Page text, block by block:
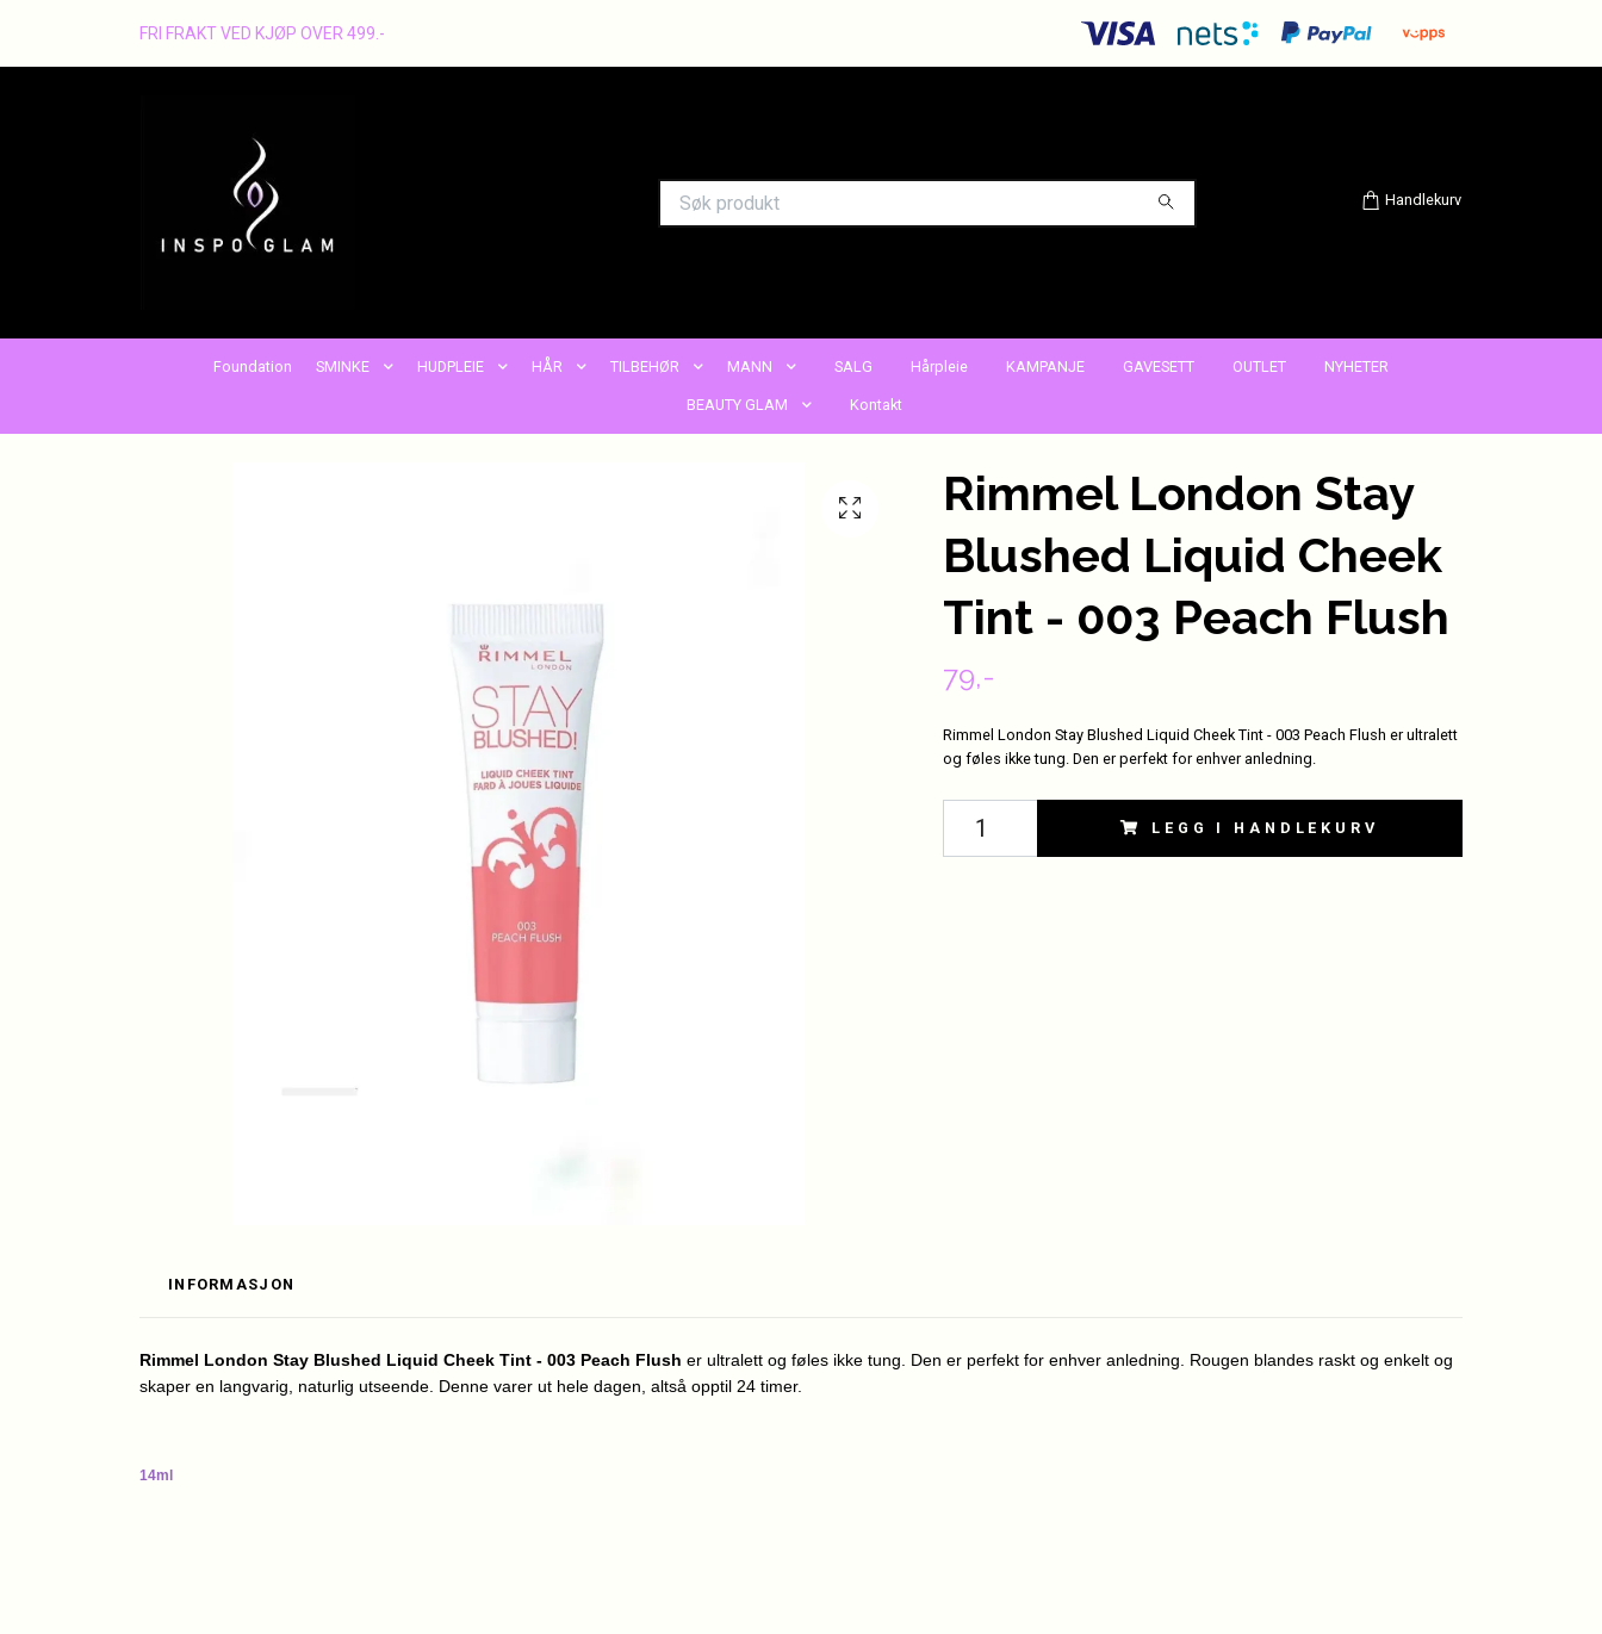
FRI FRAKT VED KJØP OVER 499.-
Handlekurv
Foundation SMINKE HUDPLEIE HÅR TILBEHØR MANN SALG Hårpleie KAMPANJE GAVESETT OUTLET NYHETER
BEAUTY GLAM Kontakt
Rimmel London Stay
Blushed Liquid Cheek
Tint - 003 Peach Flush
79,-
Rimmel London Stay Blushed Liquid Cheek Tint - 003 Peach Flush er ultralett
og føles ikke tung. Den er perfekt for enhver anledning.
LEGG I HANDLEKURV
INFORMASJON
Rimmel London Stay Blushed Liquid Cheek Tint - 003 Peach Flush er ultralett og føles ikke tung. Den er perfekt for enhver anledning. Rougen blandes raskt og enkelt og
skaper en langvarig, naturlig utseende. Denne varer ut hele dagen, altså opptil 24 timer.
14ml